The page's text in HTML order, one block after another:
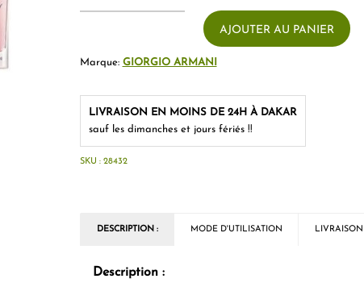
AJOUTER AU PANIER
Marque: GIORGIO ARMANI
LIVRAISON EN MOINS DE 24H À DAKAR
sauf les dimanches et jours fériés !!
SKU : 28432
DESCRIPTION : MODE D'UTILISATION LIVRAISON
Description :